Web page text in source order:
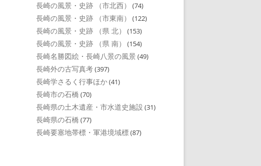
長崎の風景・史跡 （市北西） (74)
長崎の風景・史跡 （市東南） (122)
長崎の風景・史跡 （県 北） (153)
長崎の風景・史跡 （県 南） (154)
長崎名勝図絵・長崎八景の風景 (49)
長崎外の古写真考(397)
長崎学さるく行事ほか(41)
長崎市の石橋 (70)
長崎県の土木遺産・市水道史施設 (31)
長崎県の石橋 (77)
長崎要塞地帯標・軍港境域標(87)